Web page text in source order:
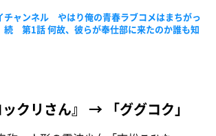
チャンネル やはり俺の青春ラブコメはまちがっ
続 第1話 何故、彼らが奉仕部に来たのか誰も知
ックリさん』 → 「ググコク」